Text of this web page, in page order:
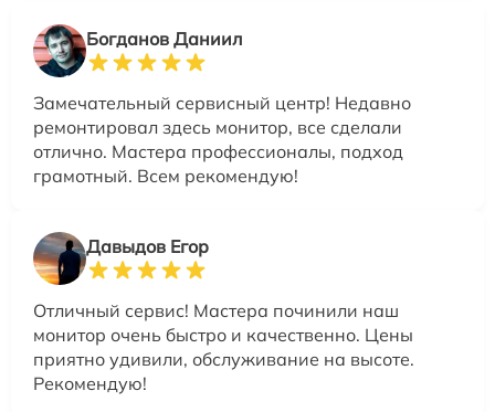
Богданов Даниил
Замечательный сервисный центр! Недавно
ремонтировал здесь монитор, все сделали
отлично. Мастера профессионалы, подход
грамотный. Всем рекомендую!
Давыдов Егор
Отличный сервис! Мастера починили наш
монитор очень быстро и качественно. Цены
приятно удивили, обслуживание на высоте.
Рекомендую!